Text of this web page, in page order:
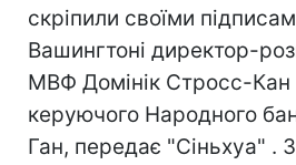
скріпили своїми
Вашингтоні директор-
МВФ Домінік Стросс-Кан
керуючого Народного
Ган, передає "Сіньхуа" .